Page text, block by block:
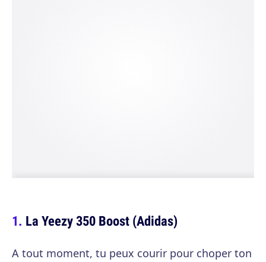
La Yeezy 350 Boost (Adidas)
A tout moment, tu peux courir pour choper ton